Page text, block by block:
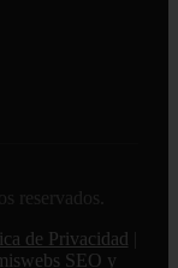
reservados.
de Privacidad
SEO y